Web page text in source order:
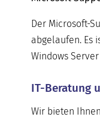
Der Microsoft-
abgelaufen. Es
Windows
IT-Beratung
Wir bieten